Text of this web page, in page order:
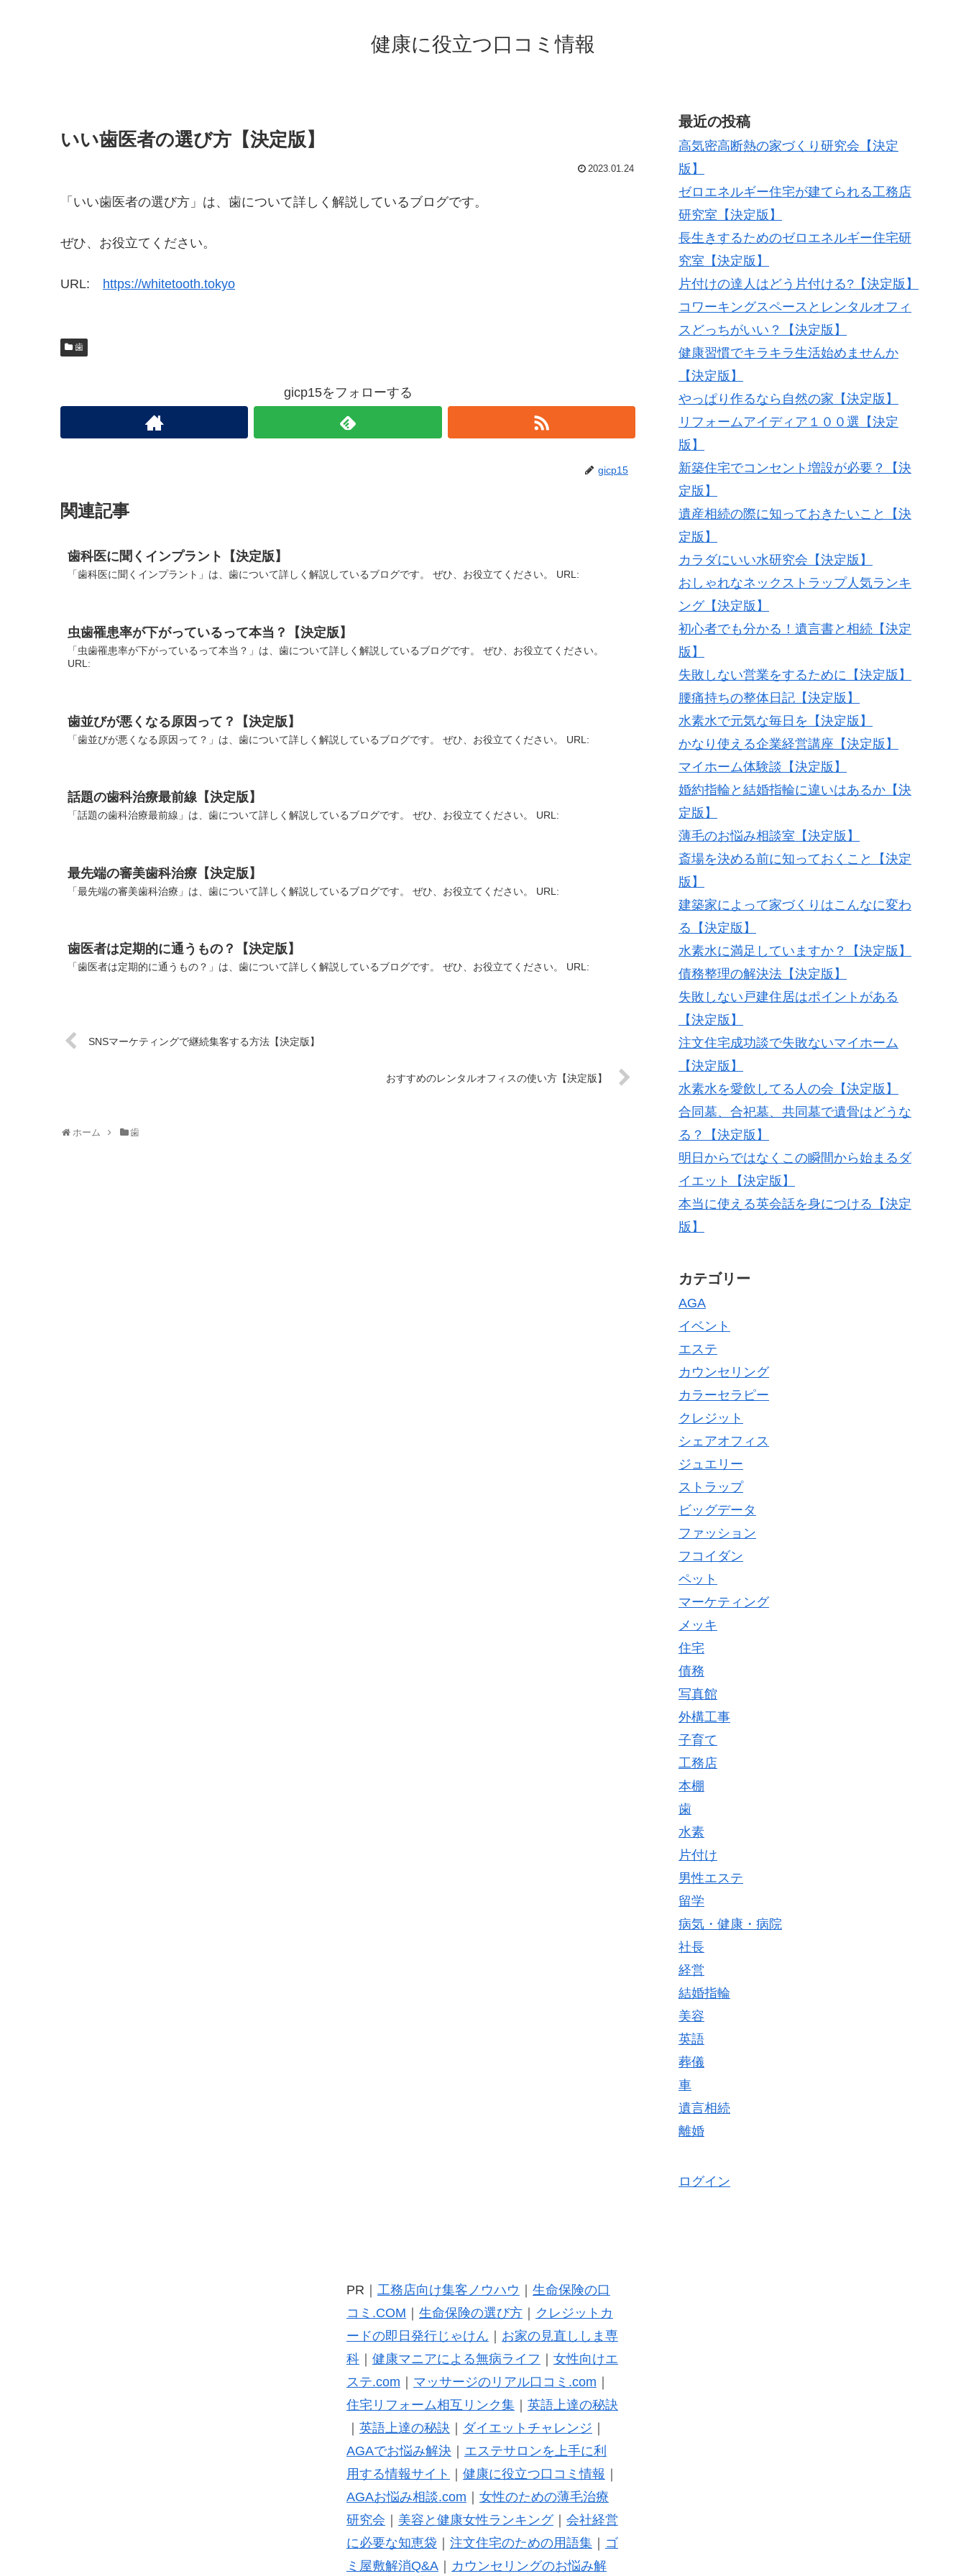
健康に役立つ口コミ情報
いい歯医者の選び方【決定版】
2023.01.24
「いい歯医者の選び方」は、歯について詳しく解説しているブログです。
ぜひ、お役立てください。
URL: https://whitetooth.tokyo
歯
gicp15をフォローする
gicp15
関連記事
歯科医に聞くインプラント【決定版】
「歯科医に聞くインプラント」は、歯について詳しく解説しているブログです。 ぜひ、お役立てください。 URL:
虫歯罹患率が下がっているって本当？【決定版】
「虫歯罹患率が下がっているって本当？」は、歯について詳しく解説しているブログです。 ぜひ、お役立てください。
URL:
歯並びが悪くなる原因って？【決定版】
「歯並びが悪くなる原因って？」は、歯について詳しく解説しているブログです。 ぜひ、お役立てください。 URL:
話題の歯科治療最前線【決定版】
「話題の歯科治療最前線」は、歯について詳しく解説しているブログです。 ぜひ、お役立てください。 URL:
最先端の審美歯科治療【決定版】
「最先端の審美歯科治療」は、歯について詳しく解説しているブログです。 ぜひ、お役立てください。 URL:
歯医者は定期的に通うもの？【決定版】
「歯医者は定期的に通うもの？」は、歯について詳しく解説しているブログです。 ぜひ、お役立てください。 URL:
SNSマーケティングで継続集客する方法【決定版】
おすすめのレンタルオフィスの使い方【決定版】
ホーム 歯
最近の投稿
高気密高断熱の家づくり研究会【決定
版】
ゼロエネルギー住宅が建てられる工務店
研究室【決定版】
長生きするためのゼロエネルギー住宅研
究室【決定版】
片付けの達人はどう片付ける?【決定版】
コワーキングスペースとレンタルオフィ
スどっちがいい？【決定版】
健康習慣でキラキラ生活始めませんか
【決定版】
やっぱり作るなら自然の家【決定版】
リフォームアイディア１００選【決定
版】
新築住宅でコンセント増設が必要？【決
定版】
遺産相続の際に知っておきたいこと【決
定版】
カラダにいい水研究会【決定版】
おしゃれなネックストラップ人気ランキ
ング【決定版】
初心者でも分かる！遺言書と相続【決定
版】
失敗しない営業をするために【決定版】
腰痛持ちの整体日記【決定版】
水素水で元気な毎日を【決定版】
かなり使える企業経営講座【決定版】
マイホーム体験談【決定版】
婚約指輪と結婚指輪に違いはあるか【決
定版】
薄毛のお悩み相談室【決定版】
斎場を決める前に知っておくこと【決定
版】
建築家によって家づくりはこんなに変わ
る【決定版】
水素水に満足していますか？【決定版】
債務整理の解決法【決定版】
失敗しない戸建住居はポイントがある
【決定版】
注文住宅成功談で失敗ないマイホーム
【決定版】
水素水を愛飲してる人の会【決定版】
合同墓、合祀墓、共同墓で遺骨はどうな
る？【決定版】
明日からではなくこの瞬間から始まるダ
イエット【決定版】
本当に使える英会話を身につける【決定
版】
カテゴリー
AGA
イベント
エステ
カウンセリング
カラーセラピー
クレジット
シェアオフィス
ジュエリー
ストラップ
ビッグデータ
ファッション
フコイダン
ペット
マーケティング
メッキ
住宅
債務
写真館
外構工事
子育て
工務店
本棚
歯
水素
片付け
男性エステ
留学
病気・健康・病院
社長
経営
結婚指輪
美容
英語
葬儀
車
遺言相続
離婚
ログイン
PR｜ 工務店向け集客ノウハウ
生命保険の口
コミ.COM
生命保険の選び方｜
クレジットカ
ードの即日発行じゃけん
お家の見直ししま専
科｜ 健康マニアによる無病ライフ
女性向けエ
ステ.com
マッサージのリアル口コミ.com
住宅リフォーム相互リンク集｜ 英語上達の秘訣
英語上達の秘訣 ダイエットチャレンジ
AGAでお悩み解決｜ エステサロンを上手に利
用する情報サイト
健康に役立つ口コミ情報
AGAお悩み相談.com
女性のための薄毛治療
研究会
美容と健康女性ランキング｜ 会社経営
に必要な知恵袋
注文住宅のための用語集｜
ゴ
ミ屋敷解消Q&A｜ カウンセリングのお悩み解